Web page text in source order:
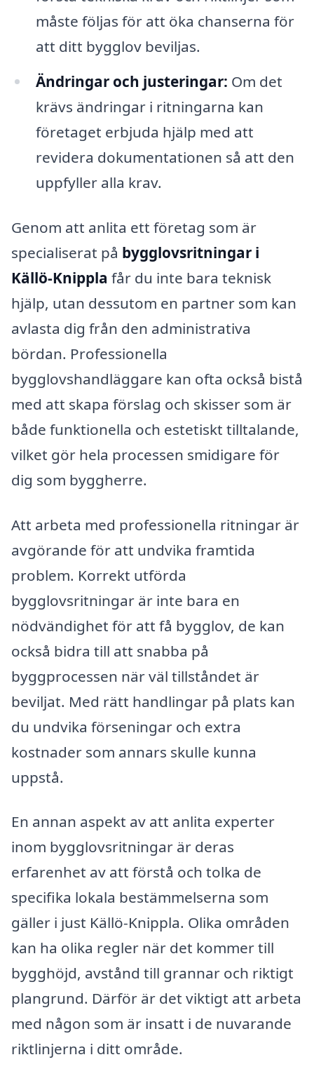
måste följas för att öka chanserna för
att ditt bygglov beviljas.
Ändringar och justeringar: Om det
krävs ändringar i ritningarna kan
företaget erbjuda hjälp med att
revidera dokumentationen så att den
uppfyller alla krav.
Genom att anlita ett företag som är
specialiserat på bygglovsritningar i
Källö-Knippla får du inte bara teknisk
hjälp, utan dessutom en partner som kan
avlasta dig från den administrativa
bördan. Professionella
bygglovshandläggare kan ofta också bistå
med att skapa förslag och skisser som är
både funktionella och estetiskt tilltalande,
vilket gör hela processen smidigare för
dig som byggherre.
Att arbeta med professionella ritningar är
avgörande för att undvika framtida
problem. Korrekt utförda
bygglovsritningar är inte bara en
nödvändighet för att få bygglov, de kan
också bidra till att snabba på
byggprocessen när väl tillståndet är
beviljat. Med rätt handlingar på plats kan
du undvika förseningar och extra
kostnader som annars skulle kunna
uppstå.
En annan aspekt av att anlita experter
inom bygglovsritningar är deras
erfarenhet av att förstå och tolka de
specifika lokala bestämmelserna som
gäller i just Källö-Knippla. Olika områden
kan ha olika regler när det kommer till
bygghöjd, avstånd till grannar och riktigt
plangrund. Därför är det viktigt att arbeta
med någon som är insatt i de nuvarande
riktlinjerna i ditt område.